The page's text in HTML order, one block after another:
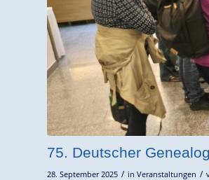
75. Deutscher
28. September 2025 / in Veranstaltungen /